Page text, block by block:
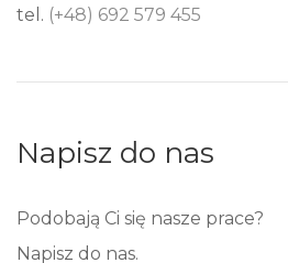
tel. (+48) 692 579 455
Napisz do nas
Podobają Ci się nasze prace?
Napisz do nas.